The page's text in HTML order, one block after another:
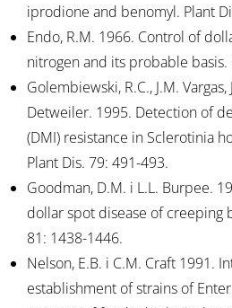
iprodione and benomyl. Plant
Endo, R.M. 1966. Control of
nitrogen and its probable
Golembiewski, R.C., J.M. Vargas,
Detweiler. 1995. Detection of
(DMI) resistance in Sclerotinia
Plant Dis. 79: 491-493.
Goodman, D.M. i L.L. Burpee.
dollar spot disease of creeping
81: 1438-1446.
Nelson, E.B. i C.M. Craft 1991.
establishment of strains of